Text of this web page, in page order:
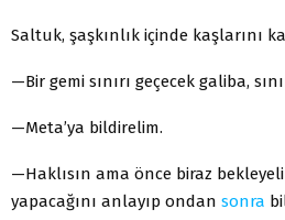
Saltuk, şaşkınlık içinde kaşlarını
—Bir gemi sınırı geçecek galiba,
—Meta’ya bildirelim.
—Haklısın ama önce biraz
yapacağını anlayıp ondan sonra